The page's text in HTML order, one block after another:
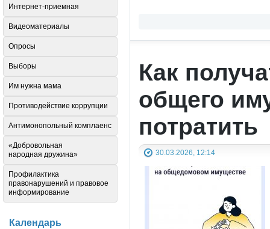
Как
общего
потратить
30.03.2026, 12:14
Интернет-приемная
Видеоматериалы
Опросы
Выборы
Им нужна мама
Противодействие коррупции
Антимонопольный комплаенс
«Добровольная
народная дружина»
Профилактика
правонарушений и правовое
информирование
Календарь